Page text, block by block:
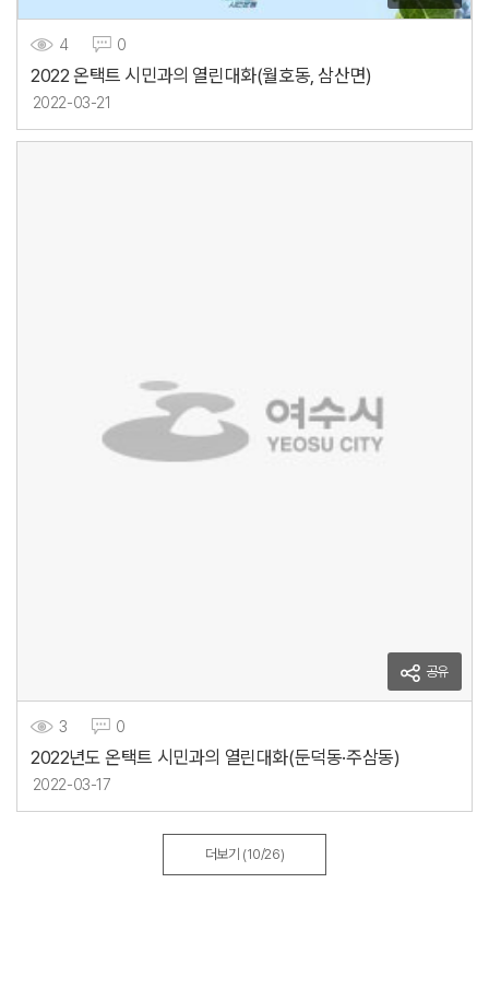
4 0
2022 온택트 시민과의 열린대화(월호동, 삼산면)
2022-03-21
공유
3 0
2022년도 온택트 시민과의 열린대화(둔덕동·주삼동)
2022-03-17
더보기 (10/26)